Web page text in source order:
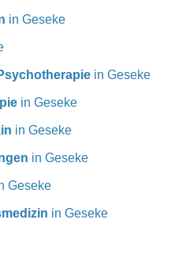
in Geseke
in Geseke
in Geseke
in Geseke
in Geseke
Geseke
in Geseke